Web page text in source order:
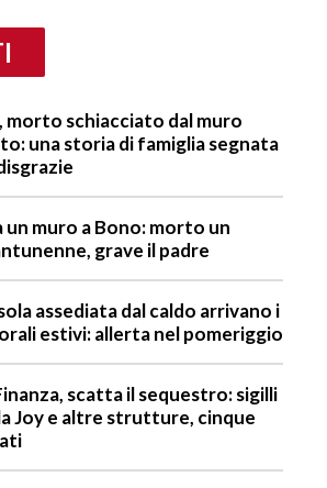
morto schiacciato dal muro
una storia di famiglia segnata
un muro a Bono: morto un
grave il padre
assediata dal caldo arrivano i
estivi: allerta nel pomeriggio
scatta il sequestro: sigilli
Joy e altre strutture, cinque